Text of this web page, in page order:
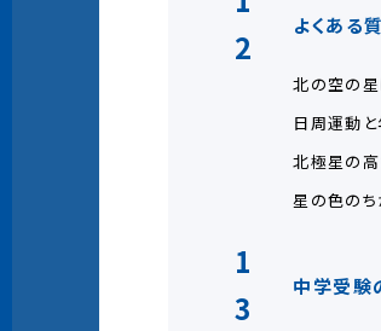
2
よくある
北の空の
日周運動
北極星の高
星の色のち
1
3
中学受験